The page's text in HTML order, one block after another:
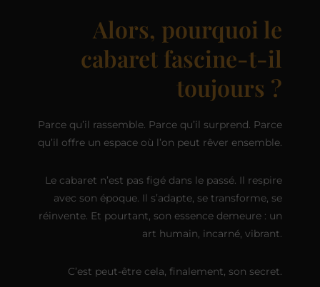
Alors, pourquoi le
cabaret fascine-t-il
toujours ?
Parce qu’il rassemble. Parce qu’il surprend. Parce
qu’il offre un espace où l’on peut rêver ensemble.
Le cabaret n’est pas figé dans le passé. Il respire
avec son époque. Il s’adapte, se transforme, se
réinvente. Et pourtant, son essence demeure : un
art humain, incarné, vibrant.
C’est peut-être cela, finalement, son secret.